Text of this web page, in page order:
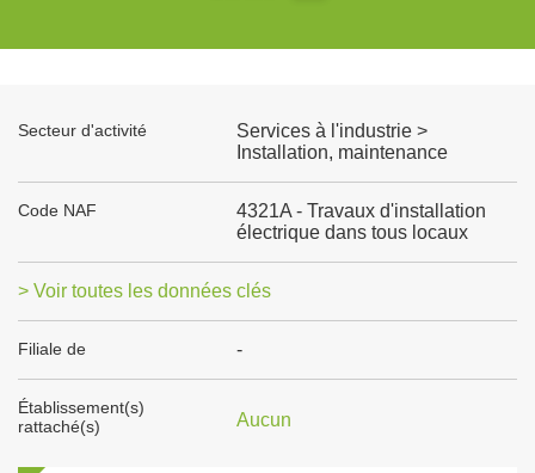
Secteur d'activité
Services à l'industrie >
Installation, maintenance
Code NAF
4321A - Travaux d'installation
électrique dans tous locaux
> Voir toutes les données clés
Filiale de -
Établissement(s)
rattaché(s)
Aucun